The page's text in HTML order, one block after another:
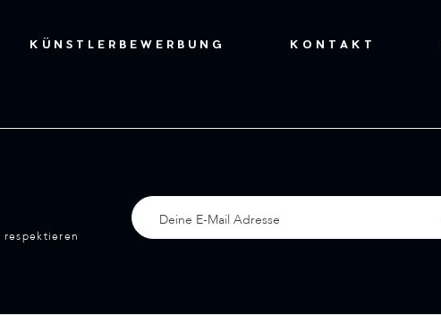
KÜNSTLERBEWERBUNG KONTAKT